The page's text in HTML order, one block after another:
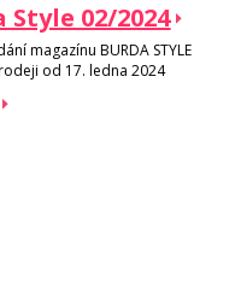
Style 02/2024
magazínu BURDA STYLE
od 17. ledna 2024